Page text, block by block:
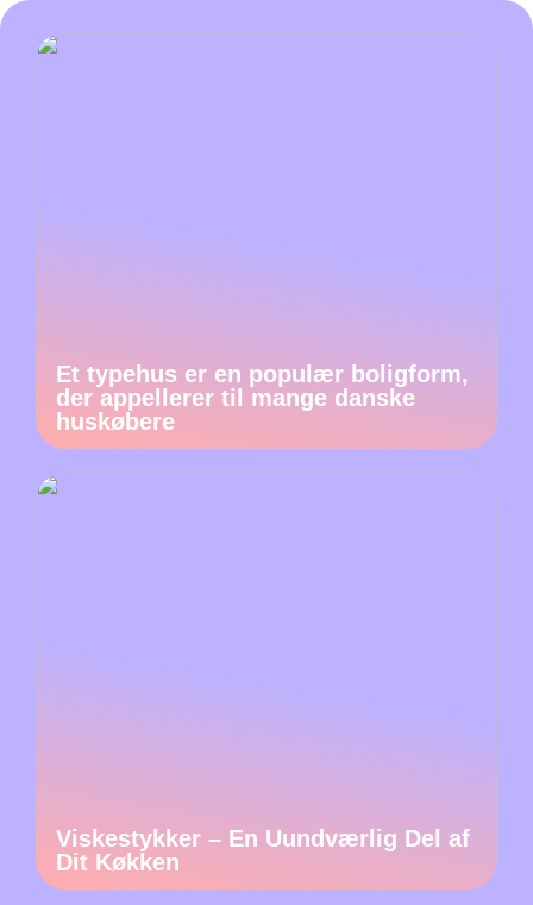
Et typehus er en populær boligform,
der appellerer til mange danske
huskøbere
Viskestykker – En Uundværlig Del af
Dit Køkken